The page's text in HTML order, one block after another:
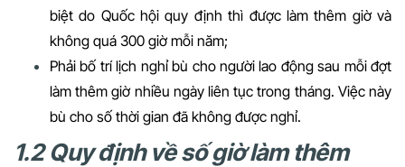
biệt do Quốc hội quy định thì được làm thêm giờ và
không quá 300 giờ mỗi năm;
Phải bố trí lịch nghỉ bù cho người lao động sau mỗi đợt
làm thêm giờ nhiều ngày liên tục trong tháng. Việc này
bù cho số thời gian đã không được nghỉ.
1.2 Quy định về số giờ làm thêm